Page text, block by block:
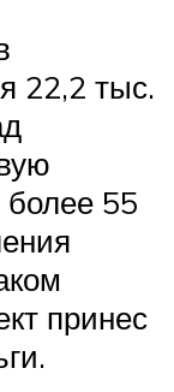
22,2 тыс.
более 55
принес